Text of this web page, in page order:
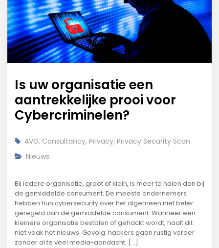
Is uw organisatie een
aantrekkelijke prooi voor
Cybercriminelen?
AVG, Consultancy, Privacy, Privacy Security Scan
Nieuws
Bij iedere organisatie, groot of klein, is meer te halen dan bij
de gemiddelde consument. De meeste ondernemers
hebben hun cybersecurity over het algemeen niet beter
geregeld dan de gemiddelde consument. Wanneer een
kleinere organisatie bestolen of gehackt wordt, haalt dit
niet vaak het nieuws. Gevolg: hackers gaan rustig verder
zonder al te veel media-aandacht. [...]